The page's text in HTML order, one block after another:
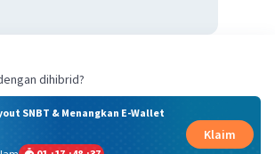
dihibrid?
SNBT & Menangkan E-Wallet
Klaim